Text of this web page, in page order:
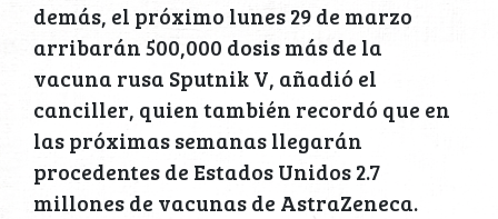
demás, el próximo lunes 29 de marzo
arribarán 500,000 dosis más de la
vacuna rusa Sputnik V, añadió el
canciller, quien también recordó que en
las próximas semanas llegarán
procedentes de Estados Unidos 2.7
millones de vacunas de AstraZeneca.